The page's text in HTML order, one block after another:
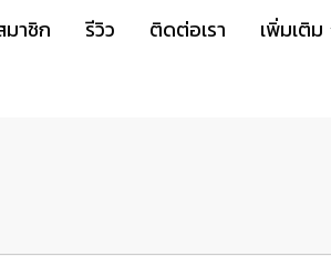
าชิก รีวิว ติดต่อเรา เพิ่มเติม